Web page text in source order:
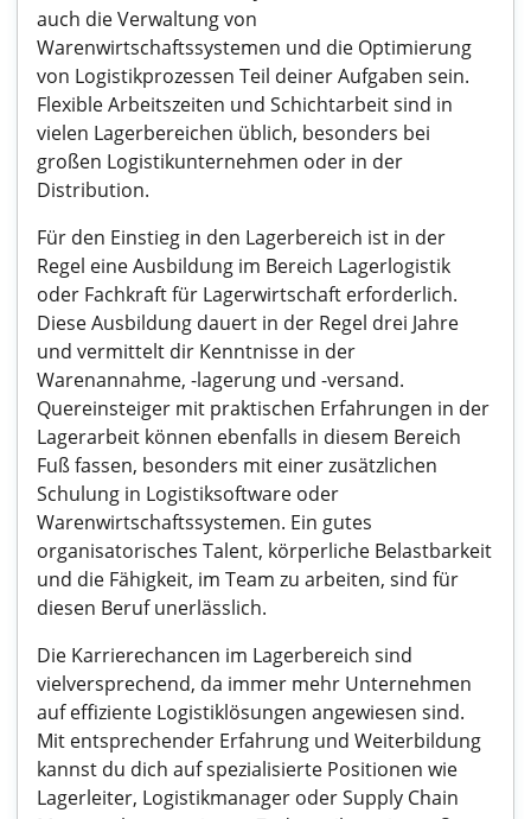
auch die Verwaltung von
Warenwirtschaftssystemen und die Optimierung
von Logistikprozessen Teil deiner Aufgaben sein.
Flexible Arbeitszeiten und Schichtarbeit sind in
vielen Lagerbereichen üblich, besonders bei
großen Logistikunternehmen oder in der
Distribution.
Für den Einstieg in den Lagerbereich ist in der
Regel eine Ausbildung im Bereich Lagerlogistik
oder Fachkraft für Lagerwirtschaft erforderlich.
Diese Ausbildung dauert in der Regel drei Jahre
und vermittelt dir Kenntnisse in der
Warenannahme, -lagerung und -versand.
Quereinsteiger mit praktischen Erfahrungen in der
Lagerarbeit können ebenfalls in diesem Bereich
Fuß fassen, besonders mit einer zusätzlichen
Schulung in Logistiksoftware oder
Warenwirtschaftssystemen. Ein gutes
organisatorisches Talent, körperliche Belastbarkeit
und die Fähigkeit, im Team zu arbeiten, sind für
diesen Beruf unerlässlich.
Die Karrierechancen im Lagerbereich sind
vielversprechend, da immer mehr Unternehmen
auf effiziente Logistiklösungen angewiesen sind.
Mit entsprechender Erfahrung und Weiterbildung
kannst du dich auf spezialisierte Positionen wie
Lagerleiter, Logistikmanager oder Supply Chain